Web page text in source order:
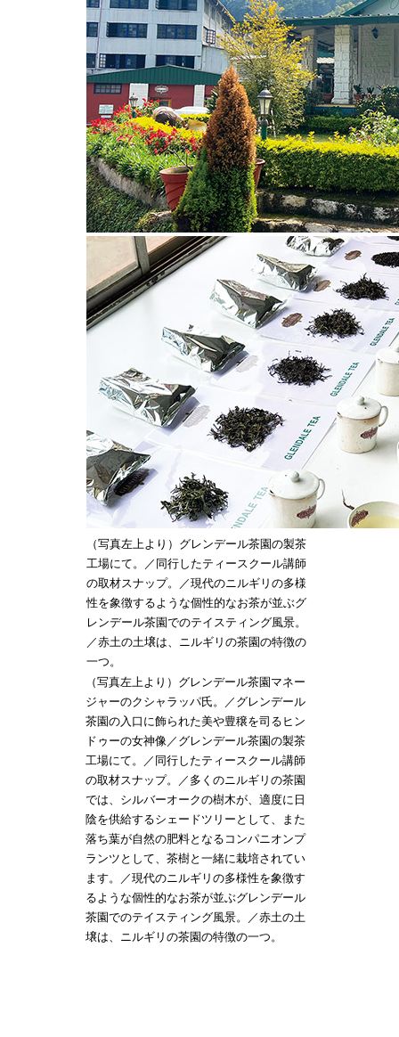
（写真左上より）グレンデール茶園の製茶
工場にて。／同行したティースクール講師
の取材スナップ。／現代のニルギリの多様
性を象徴するような個性的なお茶が並ぶグ
レンデール茶園でのテイスティング風景。
／赤土の土壌は、ニルギリの茶園の特徴の
一つ。
（写真左上より）グレンデール茶園マネー
ジャーのクシャラッパ氏。／グレンデール
茶園の入口に飾られた美や豊穣を司るヒン
ドゥーの女神像／グレンデール茶園の製茶
工場にて。／同行したティースクール講師
の取材スナップ。／多くのニルギリの茶園
では、シルバーオークの樹木が、適度に日
陰を供給するシェードツリーとして、また
落ち葉が自然の肥料となるコンパニオンプ
ランツとして、茶樹と一緒に栽培されてい
ます。／現代のニルギリの多様性を象徴す
るような個性的なお茶が並ぶグレンデール
茶園でのテイスティング風景。／赤土の土
壌は、ニルギリの茶園の特徴の一つ。